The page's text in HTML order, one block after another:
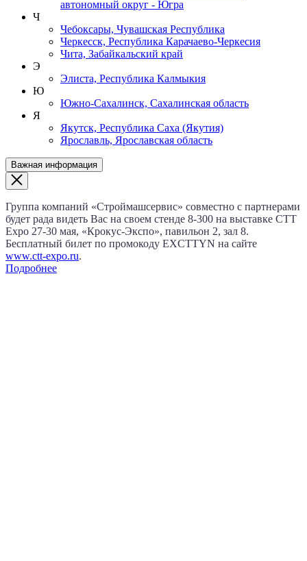
автономный округ - Югра
Ч
Чебоксары, Чувашская Республика
Черкесск, Республика Карачаево-Черкесия
Чита, Забайкальский край
Э
Элиста, Республика Калмыкия
Ю
Южно-Сахалинск, Сахалинская область
Я
Якутск, Республика Саха (Якутия)
Ярославль, Ярославская область
Важная информация
Группа компаний «Строймашсервис» совместно с партнерами
будет рада видеть Вас на своем стенде 8‑300 на выставке CTT
Expo 27‑30 мая, «Крокус‑Экспо», павильон 2, зал 8.
Бесплатный билет по промокоду EXCTTYN на сайте
www.сtt-expo.ru.
Подробнее